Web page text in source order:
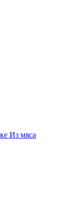
Из мяса